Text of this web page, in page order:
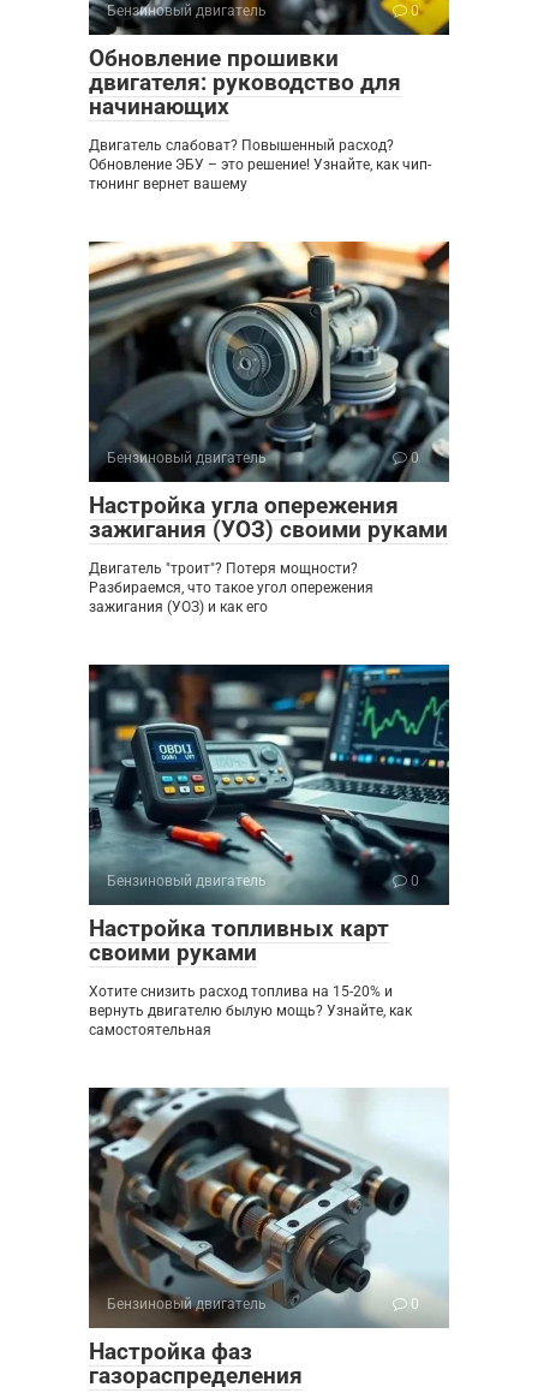
Бензиновый двигатель 0
Обновление прошивки
двигателя: руководство для
начинающих
Двигатель слабоват? Повышенный расход?
Обновление ЭБУ – это решение! Узнайте, как чип-
тюнинг вернет вашему
Бензиновый двигатель 0
Настройка угла опережения
зажигания (УОЗ) своими руками
Двигатель "троит"? Потеря мощности?
Разбираемся, что такое угол опережения
зажигания (УОЗ) и как его
Бензиновый двигатель 0
Настройка топливных карт
своими руками
Хотите снизить расход топлива на 15-20% и
вернуть двигателю былую мощь? Узнайте, как
самостоятельная
Бензиновый двигатель 0
Настройка фаз
газораспределения